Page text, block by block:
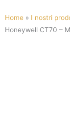
Home » I nostri
Honeywell CT70 –